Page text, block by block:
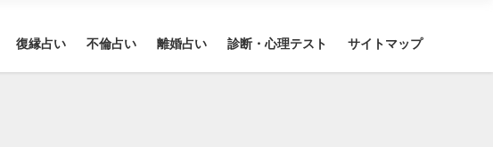
復縁占い 不倫占い 離婚占い 診断・心理テスト サイトマップ